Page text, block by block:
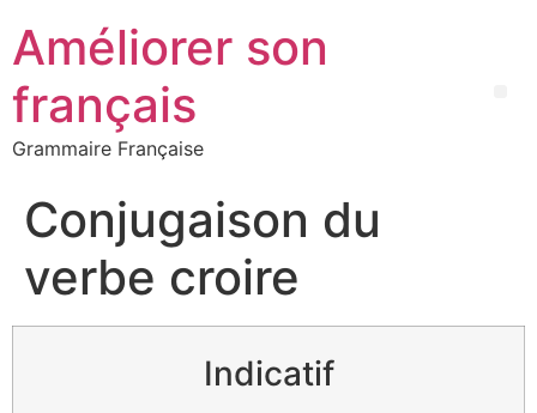
Améliorer son
français
Grammaire Française
Conjugaison du
verbe croire
Indicatif